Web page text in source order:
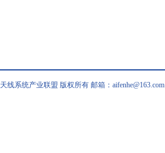
天线系统产业联盟 版权所有 邮箱：aifenhe@163.com